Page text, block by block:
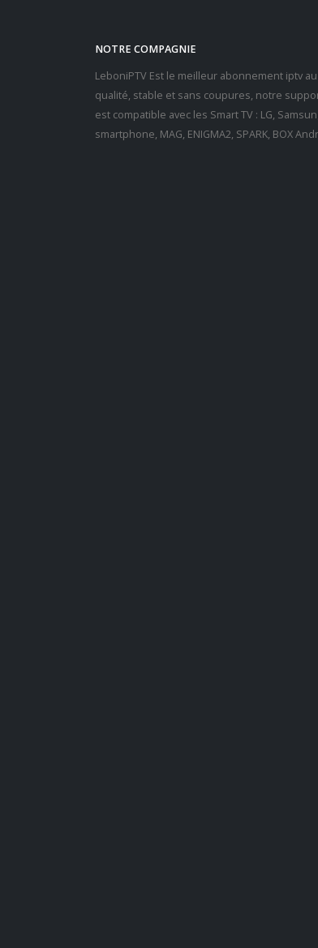
NOTRE COMPAGNIE
LeboniPTV Est le meilleur abonnement iptv
qualité, stable et sans coupures, notre
est compatible avec les Smart TV : LG,
smartphone, MAG, ENIGMA2, SPARK, BOX